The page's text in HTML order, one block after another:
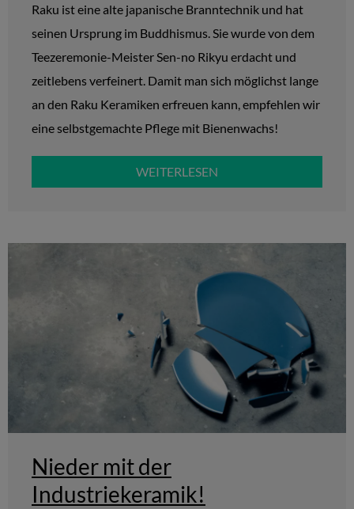
Raku ist eine alte japanische Branntechnik und hat
seinen Ursprung im Buddhismus. Sie wurde von dem
Teezeremonie-Meister Sen-no Rikyu erdacht und
zeitlebens verfeinert. Damit man sich möglichst lange
an den Raku Keramiken erfreuen kann, empfehlen wir
eine selbstgemachte Pflege mit Bienenwachs!
WEITERLESEN
Nieder mit der
Industriekeramik!